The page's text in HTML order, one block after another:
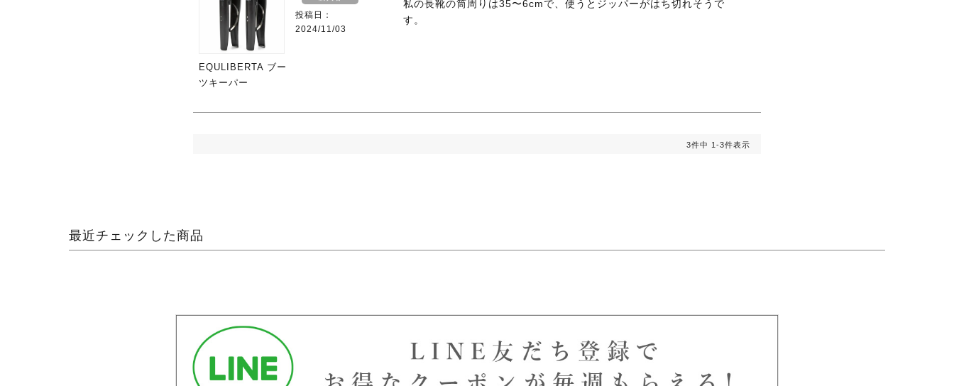
EQULIBERTA ブー
ツキーパー
投稿日
2024/11/03
私の長靴の筒周りは35〜6cmで、使うとジッパーがはち切れそうで
す。
3件中 1 -3件表示
最近チェックした商品